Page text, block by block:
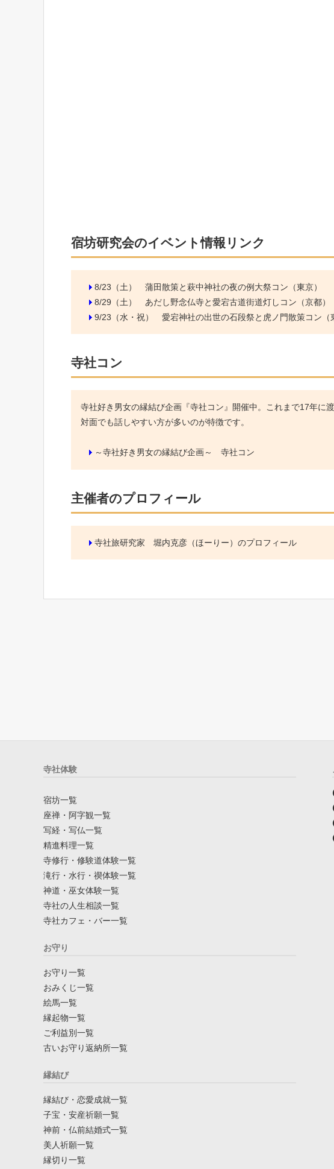
宿坊研究会のイベント情報リンク
8/23（土） 蒲田散策と萩中神社の夜の例大祭コン（東京）
8/29（土） あだし野念仏寺と愛宕古道街道灯しコン（京都）
9/23（水・祝） 愛宕神社の出世の石段祭と虎ノ門散策コン（
寺社コン
寺社好き男女の縁結び企画『寺社コン』開催中。これまで17年に
対面でも話しやすい方が多いのが特徴です。
～寺社好き男女の縁結び企画～ 寺社コン
主催者のプロフィール
寺社旅研究家 堀内克彦（ほーりー）のプロフィール
寺社体験
宿坊一覧
座禅・阿字観一覧
写経・写仏一覧
精進料理一覧
寺修行・修験道体験一覧
滝行・水行・禊体験一覧
神道・巫女体験一覧
寺社の人生相談一覧
寺社カフェ・バー一覧
お守り
お守り一覧
おみくじ一覧
絵馬一覧
縁起物一覧
ご利益別一覧
古いお守り返納所一覧
縁結び
縁結び・恋愛成就一覧
子宝・安産祈願一覧
神前・仏前結婚式一覧
美人祈願一覧
縁切り一覧